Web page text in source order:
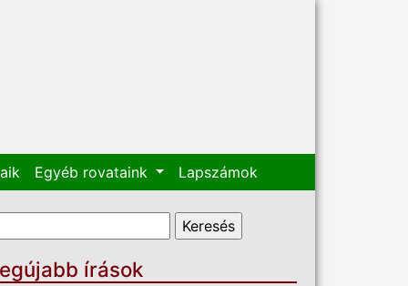
Egyéb rovataink Lapszámok
űrlap
írások